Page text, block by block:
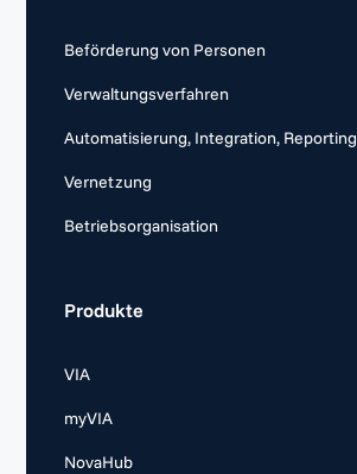
Beförderung von Personen
Verwaltungsverfahren
Automatisierung, Integration, Reporting
Vernetzung
Betriebsorganisation
Produkte
VIA
myVIA
NovaHub